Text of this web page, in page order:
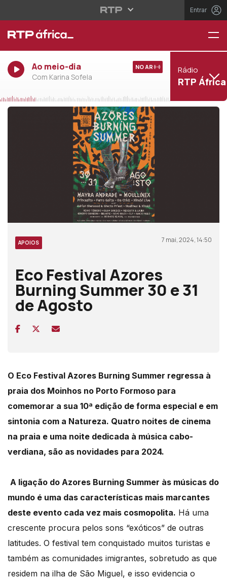
Entrar
Ao meio-dia
Com Karina Sofela
NO AR Rádio
RTP África
APOIOS 7 mai, 2024, 14:50
Eco Festival Azores
Burning Summer 30 e 31
de Agosto
O Eco Festival Azores Burning Summer regressa à
praia dos Moinhos no Porto Formoso para
comemorar a sua 10ª edição de forma especial e em
sintonia com a Natureza. Quatro noites de cinema
na praia e uma noite dedicada à música cabo-
verdiana, são as novidades para 2024.
A ligação do Azores Burning Summer às músicas do
mundo é uma das características mais marcantes
deste evento cada vez mais cosmopolita. Há uma
crescente procura pelos sons “exóticos” de outras
latitudes. O festival tem conquistado muitos turistas e
também as comunidades imigrantes, sobretudo as que
residem na ilha de São Miguel, e isso evidencia o